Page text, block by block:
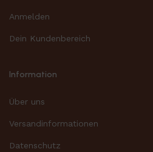
Anmelden
Dein Kundenbereich
Information
Über uns
Versandinformationen
Datenschutz